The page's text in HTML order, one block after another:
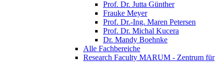
Prof. Dr. Jutta Günther
Frauke Meyer
Prof. Dr.-Ing. Maren Petersen
Prof. Dr. Michal Kucera
Dr. Mandy Boehnke
Alle Fachbereiche
Research Faculty MARUM - Zentrum für